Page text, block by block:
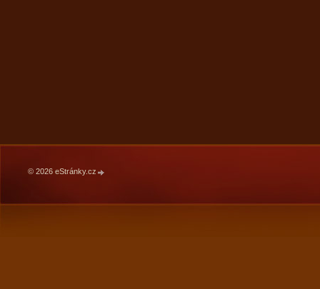
© 2026 eStránky.cz